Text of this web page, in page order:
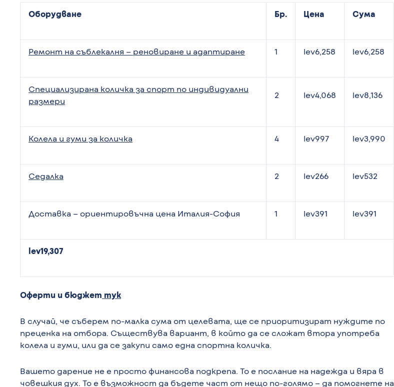
Оборудване Бр. Цена Сума
Ремонт на съблекалня – реновиране и адаптиране 1 lev6,258 lev6,258
Специализирана количка за спорт по индивидуални
размери
2 lev4,068 lev8,136
Колела и гуми за количка 4 lev997 lev3,990
Седалка 2 lev266 lev532
Доставка – ориентировъчна цена Италия-София 1 lev391 lev391
lev19,307
Оферти и бюджет тук
В случай, че съберем по-малка сума от целевата, ще се приоритизират нуждите по
преценка на отбора. Съществува вариант, в който да се сложат втора употреба
колела и гуми, или да се закупи само една спортна количка.
Вашето дарение не е просто финансова подкрепа. То е послание на надежда и вяра в
човешкия дух. То е възможност да бъдете част от нещо по-голямо – да помогнете на